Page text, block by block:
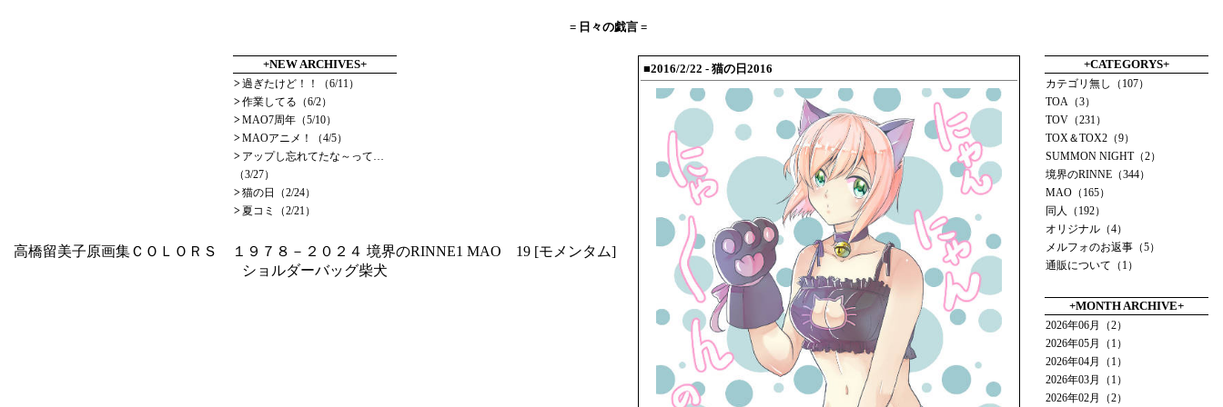
= 日々の戯言 =
+NEW ARCHIVES+
>過ぎたけど！！（6/11）
>作業してる（6/2）
>MAO7周年（5/10）
>MAOアニメ！（4/5）
> アップし忘れてたな～って…
（3/27）
>猫の日（2/24）
>夏コミ（2/21）
高橋留美子原画集ＣＯＬＯＲＳ １９７８－２０２４ 境界のRINNE1 MAO 19 [モメンタム]
ショルダーバッグ柴犬
■2016/2/22 - 猫の日2016 +CATEGORYS+
カテゴリ無し（107）
TOA（3）
TOV（231）
TOX＆TOX2（9）
SUMMON NIGHT（2）
境界のRINNE（344）
MAO（165）
同人（192）
オリジナル（4）
メルフォのお返事（5）
通販について（1）
+MONTH ARCHIVE+
2026年06月（2）
2026年05月（1）
2026年04月（1）
2026年03月（1）
2026年02月（2）